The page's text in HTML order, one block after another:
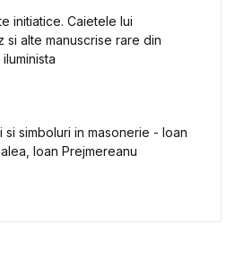
initiatice. Caietele lui
si alte manuscrise rare din
si simboluri in masonerie - Ioan
Ioan Prejmereanu